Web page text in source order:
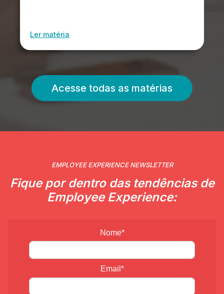
Ler matéria
Acesse todas as matérias
EMPLOYEE EXPERIENCE NEWSLETTER
Fique por dentro das tendências de
Employee Experience:
Nome*
Email*